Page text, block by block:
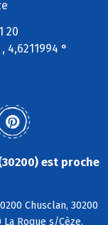
20
4,6211994 °
est proche
Chusclan, 30200
La Roque s/Cèze,